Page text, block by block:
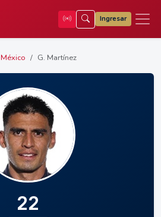
Ingresar
México G. Martínez
22